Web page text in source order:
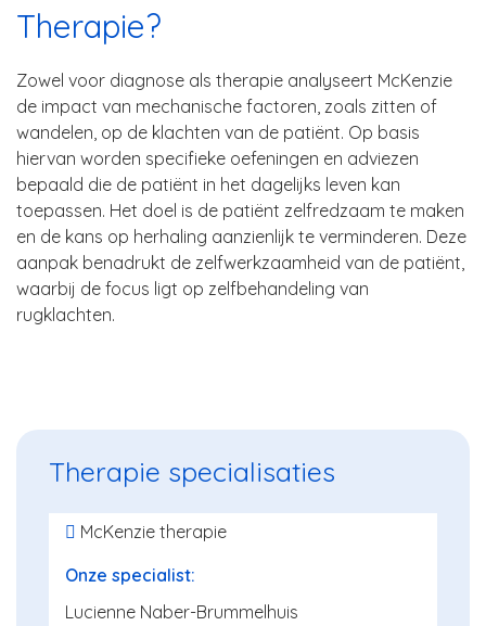
Therapie?
Zowel voor diagnose als therapie analyseert McKenzie
de impact van mechanische factoren, zoals zitten of
wandelen, op de klachten van de patiënt. Op basis
hiervan worden specifieke oefeningen en adviezen
bepaald die de patiënt in het dagelijks leven kan
toepassen. Het doel is de patiënt zelfredzaam te maken
en de kans op herhaling aanzienlijk te verminderen. Deze
aanpak benadrukt de zelfwerkzaamheid van de patiënt,
waarbij de focus ligt op zelfbehandeling van
rugklachten.
Therapie specialisaties
McKenzie therapie
Onze specialist:
Lucienne Naber-Brummelhuis